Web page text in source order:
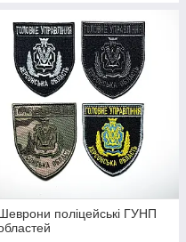
поліцейські ГУНП